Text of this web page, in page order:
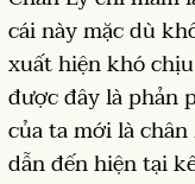
cái này mặc dù
xuất hiện khó
được đây là phản
của ta mới là
dẫn đến hiện tại